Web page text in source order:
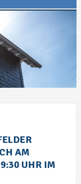
AM
UHR IM